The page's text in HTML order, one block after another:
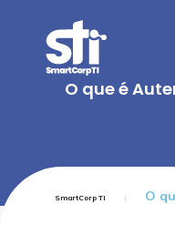
O que é
SmartCorp TI O